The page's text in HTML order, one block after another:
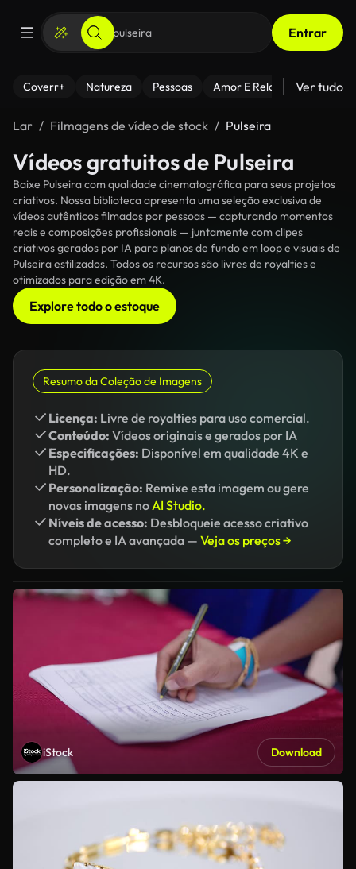
Entrar
Coverr+ Natureza Pessoas Amor E Relacionamentos
Ver tudo
Lar Filmagens de vídeo de stock Pulseira
Vídeos gratuitos de Pulseira
Baixe Pulseira com qualidade cinematográfica para seus projetos
criativos. Nossa biblioteca apresenta uma seleção exclusiva de
vídeos autênticos filmados por pessoas — capturando momentos
reais e composições profissionais — juntamente com clipes
criativos gerados por IA para planos de fundo em loop e visuais de
Pulseira estilizados. Todos os recursos são livres de royalties e
otimizados para edição em 4K.
Explore todo o estoque
Resumo da Coleção de Imagens
Licença: Livre de royalties para uso comercial.
Conteúdo: Vídeos originais e gerados por IA
Especificações: Disponível em qualidade 4K e
HD.
Personalização: Remixe esta imagem ou gere
novas imagens noAI Studio.
Níveis de acesso: Desbloqueie acesso criativo
completo e IA avançada — Veja os preços →
iStock Download